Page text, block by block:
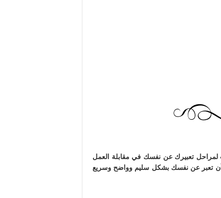
تعبيرك عن نفسك في مقابلة العمل
أن تعبر عن نفسك بشكل سليم وواضح وسريع